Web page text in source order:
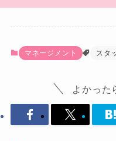
マネージメント スタ
よかった